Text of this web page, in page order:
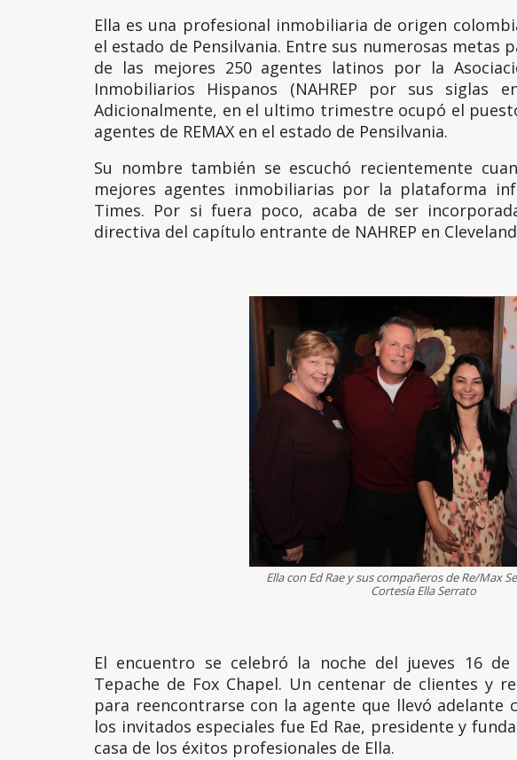
Ella es una profesional inmobiliaria de origen
el estado de Pensilvania. Entre sus numerosas metas
de las mejores 250 agentes latinos por la
Inmobiliarios Hispanos (NAHREP por sus siglas
Adicionalmente, en el ultimo trimestre ocupó el
agentes de REMAX en el estado de Pensilvania.
Su nombre también se escuchó recientemente
mejores agentes inmobiliarias por la plataforma
Times. Por si fuera poco, acaba de ser
directiva del capítulo entrante de NAHREP en
Ella con Ed Rae y sus compañeros de Re/Max
Cortesía Ella Serrato
El encuentro se celebró la noche del jueves 16
Tepache de Fox Chapel. Un centenar de clientes y
para reencontrarse con la agente que llevó adelante
los invitados especiales fue Ed Rae, presidente y
casa de los éxitos profesionales de Ella.